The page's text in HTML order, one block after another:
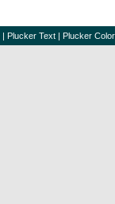
| Plucker Text | Plucker Color